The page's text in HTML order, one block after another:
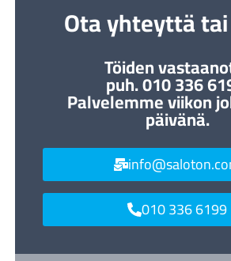
Ota yhteyttä
Töiden
puh. 010 336
Palvelemme viikon
päivänä.
010 336 6199